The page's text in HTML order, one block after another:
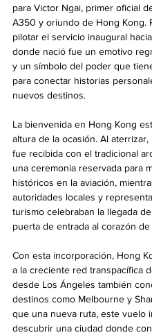
para Victor Ngai, primer oficial
A350 y oriundo de Hong Kong.
pilotar el servicio inaugural
donde nació fue un emotivo
y un símbolo del poder que
para conectar historias
nuevos destinos.
La bienvenida en Hong Kong
altura de la ocasión. Al aterrizar,
fue recibida con el tradicional
una ceremonia reservada para
históricos en la aviación,
autoridades locales y
turismo celebraban la llegada
puerta de entrada al corazón de
Con esta incorporación, Hong
a la creciente red transpacífica
desde Los Ángeles también
destinos como Melbourne y
que una nueva ruta, este vuelo
descubrir una ciudad donde